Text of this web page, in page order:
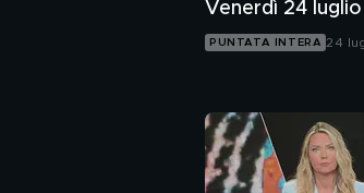
Venerdì 24 luglio
PUNTATA INTERA 24